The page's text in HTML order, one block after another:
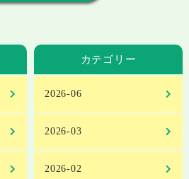
カテゴリー
2026-06
2026-03
2026-02